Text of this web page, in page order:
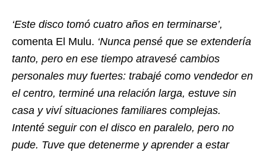
‘Este disco tomó cuatro años en terminarse’,
comenta El Mulu. ‘Nunca pensé que se extendería
tanto, pero en ese tiempo atravesé cambios
personales muy fuertes: trabajé como vendedor en
el centro, terminé una relación larga, estuve sin
casa y viví situaciones familiares complejas.
Intenté seguir con el disco en paralelo, pero no
pude. Tuve que detenerme y aprender a estar